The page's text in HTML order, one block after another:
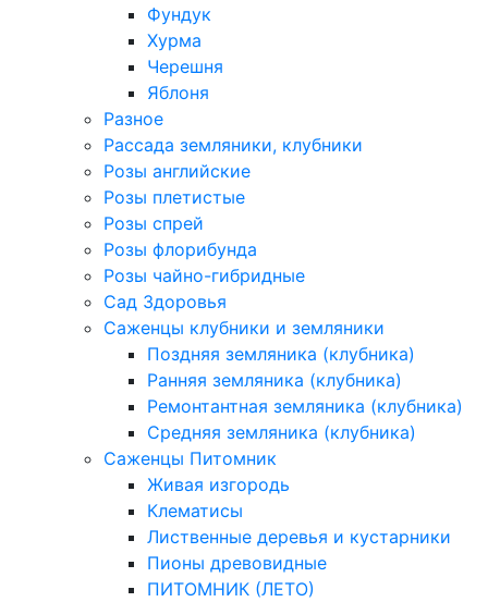
Фундук
Хурма
Черешня
Яблоня
Разное
Рассада земляники, клубники
Розы английские
Розы плетистые
Розы спрей
Розы флорибунда
Розы чайно-гибридные
Сад Здоровья
Саженцы клубники и земляники
Поздняя земляника (клубника)
Ранняя земляника (клубника)
Ремонтантная земляника (клубника)
Средняя земляника (клубника)
Саженцы Питомник
Живая изгородь
Клематисы
Лиственные деревья и кустарники
Пионы древовидные
ПИТОМНИК (ЛЕТО)